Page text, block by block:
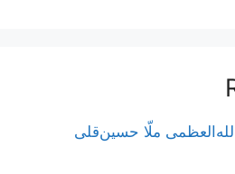
ملّا حسین‌قلی